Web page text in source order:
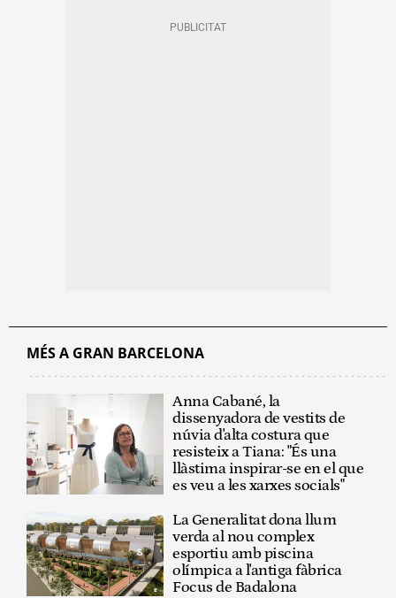
MÉS A GRAN BARCELONA
Anna Cabané, la
dissenyadora de vestits de
núvia d'alta costura que
resisteix a Tiana: "És una
llàstima inspirar-se en el que
es veu a les xarxes socials"
La Generalitat dona llum
verda al nou complex
esportiu amb piscina
olímpica a l'antiga fàbrica
Focus de Badalona